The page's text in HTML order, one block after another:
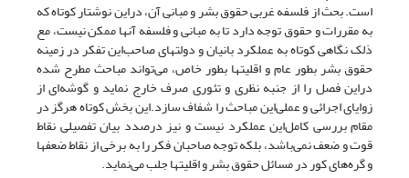
است. بحث از فلسفه غربی حقوق بشر و مبانی آن، در‌این نوشتار کوتاه که
به مقررات و حقوق توجه دارد تا به مبانی و فلسفه آنها ممکن نیست، مع
ذلک نگاهی کوتاه به عملکرد بانیان و دولتهای صاحب‌این تفکر در زمینه
حقوق بشر بطور عام و اقلیتها بطور خاص، می‌تواند مباحث مطرح شده
در‌این فصل را از جنبه نظری و تئوری صرف خارج نماید و گوشه‌ای از
زوایای اجرائی و عملی‌این مباحث را شفاف سازد.‌این بخش کوتاه هرگز در
مقام بررسی کامل‌این عملکرد نیست و نیز درصدد بیان تفصیلی نقاط
قوت و ضعف نمی‌باشد، بلکه توجه صاحبان فکر را به برخی از نقاط ضعفها
و گره‌های کور در مسائل حقوق بشر و اقلیتها جلب می‌نماید.